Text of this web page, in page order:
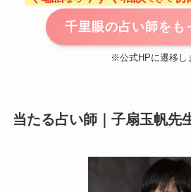
千里眼の占い師をも
※公式HPに遷移し
当たる占い師｜子扇玉帆先